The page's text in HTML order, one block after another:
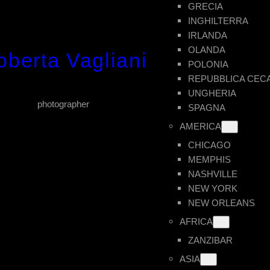
Vagliani
photographer
GRECIA
INGHILTERRA
IRLANDA
OLANDA
POLONIA
REPUBBLICA
UNGHERIA
SPAGNA
AMERICA
CHICAGO
MEMPHIS
NASHVILLE
NEW YORK
NEW ORLEANS
AFRICA
ZANZIBAR
ASIA